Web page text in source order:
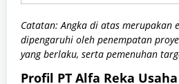
Catatan: Angka di atas merupakan
dipengaruhi oleh penempatan
yang berlaku, serta pemenuhan
Profil PT Alfa Reka Usaha